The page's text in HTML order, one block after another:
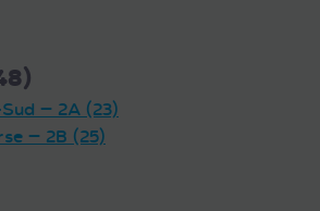
— 2A (23)
— 2B (25)